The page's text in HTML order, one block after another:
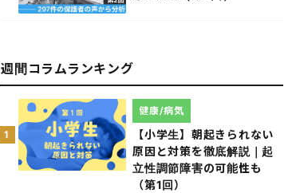
週間コラムランキング
1
【小学生】朝起きられない
原因と対策を徹底解説｜起
立性調節障害の可能性も
（第1回）
健康/病気